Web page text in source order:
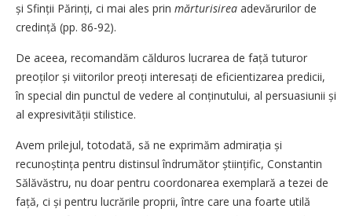
și Sfinții Părinți, ci mai ales prin mărturisirea adevărurilor de
credință (pp. 86-92).
De aceea, recomandăm călduros lucrarea de față tuturor
preoților și viitorilor preoți interesați de eficientizarea predicii,
în special din punctul de vedere al conținutului, al persuasiunii și
al expresivității stilistice.
Avem prilejul, totodată, să ne exprimăm admirația și
recunoștința pentru distinsul îndrumător științific, Constantin
Sălăvăstru, nu doar pentru coordonarea exemplară a tezei de
față, ci și pentru lucrările proprii, între care una foarte utilă